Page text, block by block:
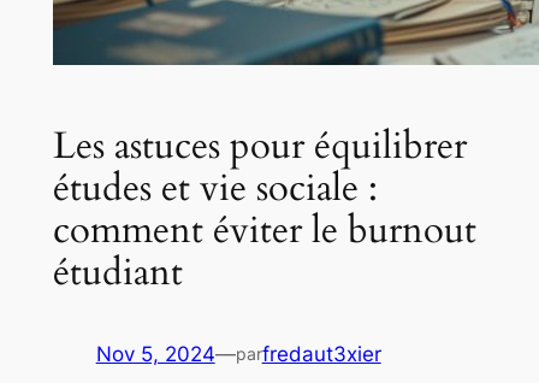
Les astuces pour équilibrer
études et vie sociale :
comment éviter le burnout
étudiant
Nov 5, 2024—parfredaut3xier